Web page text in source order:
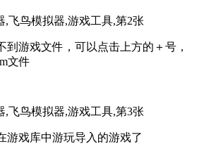
游戏文件，可以点击上方的＋号，
文件
戏库中游玩导入的游戏了